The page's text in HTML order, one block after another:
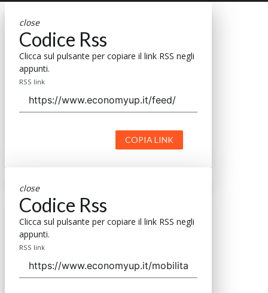
close
Codice Rss
Clicca sul pulsante per copiare il link RSS negli
appunti.
RSS link
COPIA LINK
close
Codice Rss
Clicca sul pulsante per copiare il link RSS negli
appunti.
RSS link